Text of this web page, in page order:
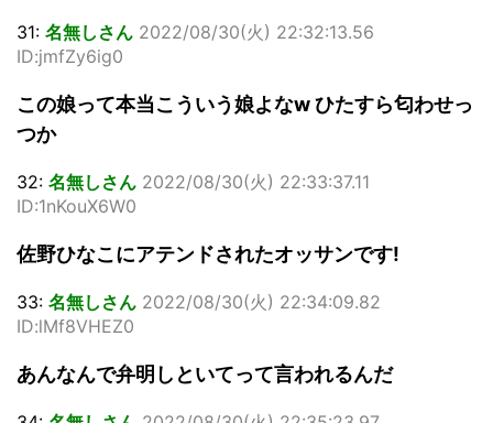
31: 名無しさん 2022/08/30(火) 22:32:13.56
ID:jmfZy6ig0
この娘って本当こういう娘よなw ひたすら匂わせっ
つか
32: 名無しさん 2022/08/30(火) 22:33:37.11
ID:1nKouX6W0
佐野ひなこにアテンドされたオッサンです!
33: 名無しさん 2022/08/30(火) 22:34:09.82
ID:lMf8VHEZ0
あんなんで弁明しといてって言われるんだ